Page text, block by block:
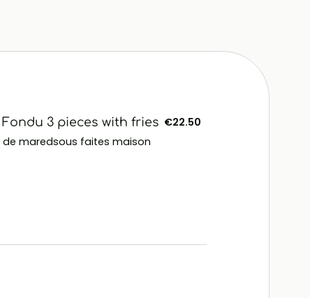
3 pieces with fries
maredsous faites maison
€22.50